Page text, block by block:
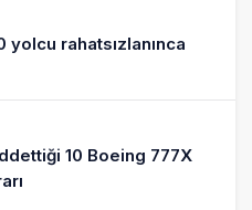
yolcu rahatsızlanınca
10 Boeing 777X